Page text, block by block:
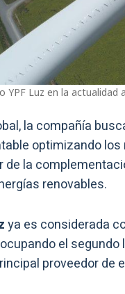
YPF Luz en la
la compañía
optimizando
de la
renovables.
ya es considerada
el
proveedor de